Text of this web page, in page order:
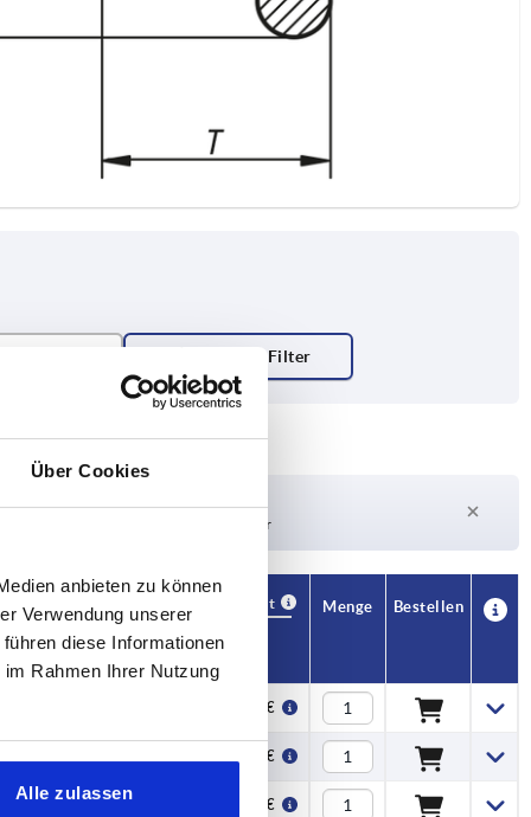
Über Cookies
anbieten zu können
Verwendung unserer
diese Informationen
Rahmen Ihrer Nutzung
Alle zulassen
Derzeit nicht auf Lager
CAD
Verfügbarkeit
Menge Bestellen
33,51 €
35,62 €
38,59 €